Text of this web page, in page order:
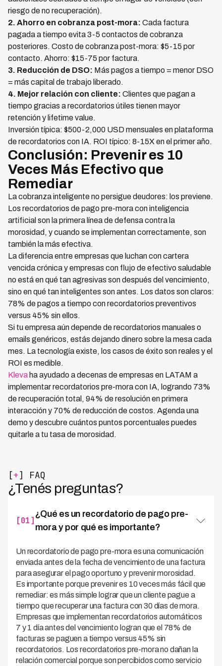
riesgo de no recuperación).
2. Ahorro en cobranza post-mora: Cada factura
pagada a tiempo evita 3-5 contactos de cobranza
posteriores. Costo de cobranza post-mora: $5-15 por
contacto. Ahorro: $15-75 por factura.
3. Reducción de DSO: Más pagos a tiempo = menor DSO
= más capital de trabajo liberado.
4. Mejor relación con cliente: Clientes que pagan a
tiempo gracias a recordatorios útiles tienen mayor
retención y lifetime value.
Inversión típica: $500-2,000 USD mensuales en plataforma
de recordatorios con IA. ROI típico: 8-15X en el primer año.
Conclusión: Prevenir es 10
Veces Más Efectivo que
Remediar
La cobranza inteligente no persigue deudores: los previene.
Los recordatorios de pago pre-mora con inteligencia
artificial son la primera línea de defensa contra la
morosidad, y cuando se implementan correctamente, son
también la más efectiva.
La diferencia entre empresas que luchan con cartera
vencida crónica y empresas con flujo de efectivo saludable
no está en qué tan agresivas son después del vencimiento,
sino en qué tan inteligentes son antes. Los datos son claros:
78% de pagos a tiempo con recordatorios preventivos
versus 45% sin ellos.
Si tu empresa aún depende de recordatorios manuales o
emails genéricos, estás dejando dinero sobre la mesa cada
mes. La tecnología existe, los casos de éxito son reales y el
ROI es medible.
Kleva ha ayudado a decenas de empresas en LATAM a
implementar recordatorios pre-mora con IA, logrando 73%
de recuperación total, 94% de resolución en primera
interacción y 70% de reducción de costos. Agenda una
demo y descubre cuántos puntos porcentuales puedes
quitarle a tu tasa de morosidad.
[+] FAQ
¿Tenés preguntas?
[01]
¿Qué es un recordatorio de pago pre-
mora y por qué es importante?
Un recordatorio de pago pre-mora es una comunicación
enviada antes de la fecha de vencimiento de una factura
para asegurar el pago oportuno y prevenir morosidad.
Es importante porque prevenir es 10 veces más fácil que
remediar: es más simple lograr que un cliente pague a
tiempo que recuperar una factura con 30 días de mora.
Empresas que implementan recordatorios automáticos
7 y 1 día antes del vencimiento logran que el 78% de
facturas se paguen a tiempo versus 45% sin
recordatorios. Los recordatorios pre-mora no dañan la
relación comercial porque son percibidos como servicio